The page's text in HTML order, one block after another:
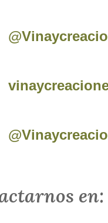
en: